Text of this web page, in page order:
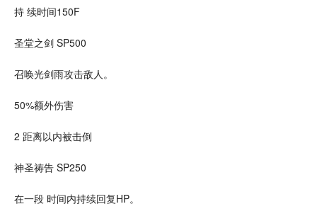
持 续时间150F
圣堂之剑 SP500
召唤光剑雨攻击敌人。
50%额外伤害
2 距离以内被击倒
神圣祷告 SP250
在一段 时间内持续回复HP。